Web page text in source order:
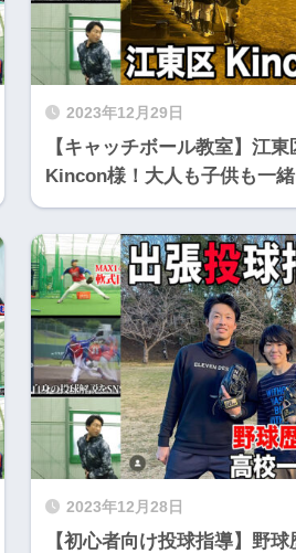
2023年12月29日
【キャッチボール教室】江
Kincon様！大人も子供も一緒
2023年12月28日
【初心者向け投球指導】野